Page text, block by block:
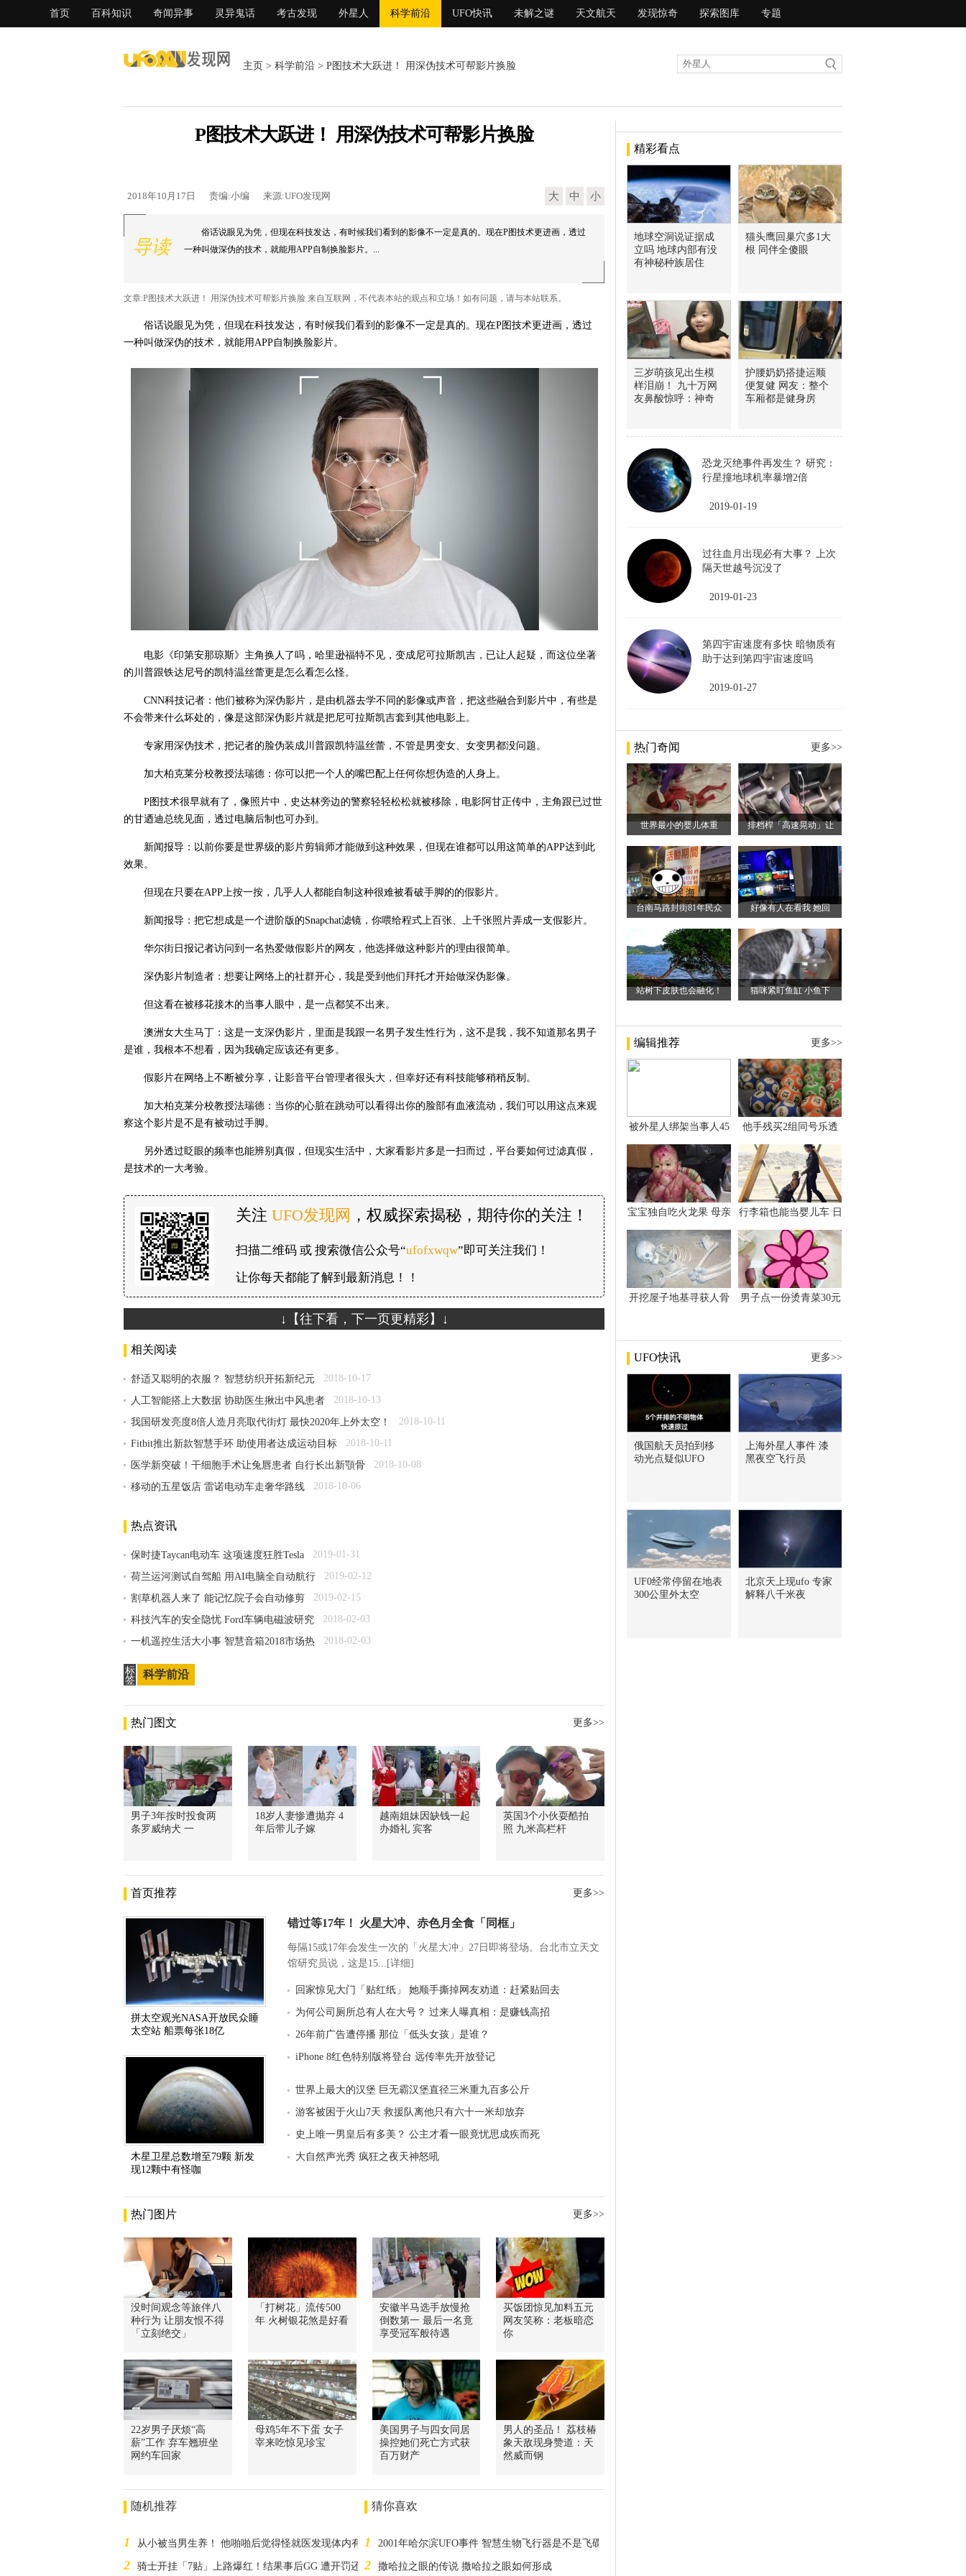
首页 百科知识 奇闻异事 灵异鬼话 考古发现 外星人 科学前沿 UFO快讯 未解之谜 天文航天 发现惊奇 探索图库 专题
主页 > 科学前沿 > P图技术大跃进！ 用深伪技术可帮影片换脸
P图技术大跃进！ 用深伪技术可帮影片换脸
2018年10月17日 责编:小编 来源:UFO发现网 大 中 小
导读
俗话说眼见为凭，但现在科技发达，有时候我们看到的影像不一定是真的。现在P图技术更进画，透过
一种叫做深伪的技术，就能用APP自制换脸影片。...
文章:P图技术大跃进！ 用深伪技术可帮影片换脸 来自互联网，不代表本站的观点和立场！如有问题，请与本站联系。
俗话说眼见为凭，但现在科技发达，有时候我们看到的影像不一定是真的。现在P图技术更进画，透过
一种叫做深伪的技术，就能用APP自制换脸影片。
电影《印第安那琼斯》主角换人了吗，哈里逊福特不见，变成尼可拉斯凯吉，已让人起疑，而这位坐著
的川普跟铁达尼号的凯特温丝蕾更是怎么看怎么怪。
CNN科技记者：他们被称为深伪影片，是由机器去学不同的影像或声音，把这些融合到影片中，有些是
不会带来什么坏处的，像是这部深伪影片就是把尼可拉斯凯吉套到其他电影上。
专家用深伪技术，把记者的脸伪装成川普跟凯特温丝蕾，不管是男变女、女变男都没问题。
加大柏克莱分校教授法瑞德：你可以把一个人的嘴巴配上任何你想伪造的人身上。
P图技术很早就有了，像照片中，史达林旁边的警察轻轻松松就被移除，电影阿甘正传中，主角跟已过世
的甘迺迪总统见面，透过电脑后制也可办到。
新闻报导：以前你要是世界级的影片剪辑师才能做到这种效果，但现在谁都可以用这简单的APP达到此
效果。
但现在只要在APP上按一按，几乎人人都能自制这种很难被看破手脚的的假影片。
新闻报导：把它想成是一个进阶版的Snapchat滤镜，你喂给程式上百张、上千张照片弄成一支假影片。
华尔街日报记者访问到一名热爱做假影片的网友，他选择做这种影片的理由很简单。
深伪影片制造者：想要让网络上的社群开心，我是受到他们拜托才开始做深伪影像。
但这看在被移花接木的当事人眼中，是一点都笑不出来。
澳洲女大生马丁：这是一支深伪影片，里面是我跟一名男子发生性行为，这不是我，我不知道那名男子
是谁，我根本不想看，因为我确定应该还有更多。
假影片在网络上不断被分享，让影音平台管理者很头大，但幸好还有科技能够稍稍反制。
加大柏克莱分校教授法瑞德：当你的心脏在跳动可以看得出你的脸部有血液流动，我们可以用这点来观
察这个影片是不是有被动过手脚。
另外透过眨眼的频率也能辨别真假，但现实生活中，大家看影片多是一扫而过，平台要如何过滤真假，
是技术的一大考验。
关注 UFO发现网 ，权威探索揭秘，期待你的关注！
扫描二维码 或 搜索微信公众号“ufofxwqw”即可关注我们！
让你每天都能了解到最新消息！！
↓【往下看，下一页更精彩】↓
相关阅读
舒适又聪明的衣服？ 智慧纺织开拓新纪元 2018-10-17
人工智能搭上大数据 协助医生揪出中风患者 2018-10-13
我国研发亮度8倍人造月亮取代街灯 最快2020年上外太空！ 2018-10-11
Fitbit推出新款智慧手环 助使用者达成运动目标 2018-10-11
医学新突破！干细胞手术让兔唇患者 自行长出新顎骨 2018-10-08
移动的五星饭店 雷诺电动车走奢华路线 2018-10-06
热点资讯
保时捷Taycan电动车 这项速度狂胜Tesla 2019-01-31
荷兰运河测试自驾船 用AI电脑全自动航行 2019-02-12
割草机器人来了 能记忆院子会自动修剪 2019-02-15
科技汽车的安全隐忧 Ford车辆电磁波研究 2018-02-03
一机遥控生活大小事 智慧音箱2018市场热 2018-02-03
标
签
科学前沿
热门图文 更多>>
男子3年按时投食两
条罗威纳犬 一
18岁人妻惨遭抛弃 4
年后带儿子嫁
越南姐妹因缺钱一起
办婚礼 宾客
英国3个小伙耍酷拍
照 九米高栏杆
首页推荐 更多>>
拼太空观光NASA开放民众睡
太空站 船票每张18亿
木星卫星总数增至79颗 新发
现12颗中有怪咖
错过等17年！ 火星大冲、赤色月全食「同框」
每隔15或17年会发生一次的「火星大冲」27日即将登场。台北市立天文
馆研究员说，这是15...[详细]
回家惊见大门「贴红纸」 她顺手撕掉网友劝道：赶紧贴回去
为何公司厕所总有人在大号？ 过来人曝真相：是赚钱高招
26年前广告遭停播 那位「低头女孩」是谁？
iPhone 8红色特别版将登台 远传率先开放登记
世界上最大的汉堡 巨无霸汉堡直径三米重九百多公斤
游客被困于火山7天 救援队离他只有六十一米却放弃
史上唯一男皇后有多美？ 公主才看一眼竟忧思成疾而死
大自然声光秀 疯狂之夜天神怒吼
热门图片 更多>>
没时间观念等旅伴八
种行为 让朋友恨不得
「立刻绝交」
「打树花」流传500
年 火树银花煞是好看
安徽半马选手放慢抢
倒数第一 最后一名竟
享受冠军般待遇
买饭团惊见加料五元
网友笑称：老板暗恋
你
22岁男子厌烦“高
薪”工作 弃车翘班坐
网约车回家
母鸡5年不下蛋 女子
宰来吃惊见珍宝
美国男子与四女同居
操控她们死亡方式获
百万财产
男人的圣品！ 荔枝椿
象天敌现身赞道：天
然威而钢
随机推荐
1 从小被当男生养！ 他啪啪后觉得怪就医发现体内有子宫
2 骑士开挂「7贴」上路爆红！结果事后GG 遭开罚还要被关
猜你喜欢
1 2001年哈尔滨UFO事件 智慧生物飞行器是不是飞碟
2 撒哈拉之眼的传说 撒哈拉之眼如何形成
精彩看点
地球空洞说证据成
立吗 地球内部有没
有神秘种族居住
猫头鹰回巢穴多1大
根 同伴全傻眼
三岁萌孩见出生模
样泪崩！ 九十万网
友鼻酸惊呼：神奇
护腰奶奶搭捷运顺
便复健 网友：整个
车厢都是健身房
恐龙灭绝事件再发生？ 研究：
行星撞地球机率暴增2倍
2019-01-19
过往血月出现必有大事？ 上次
隔天世越号沉没了
2019-01-23
第四宇宙速度有多快 暗物质有
助于达到第四宇宙速度吗
2019-01-27
热门奇闻 更多>>
世界最小的婴儿体重 排档桿「高速晃动」让
台南马路封街81年民众 好像有人在看我 她回
站树下皮肤也会融化！ 猫咪紧盯鱼缸 小鱼下
编辑推荐 更多>>
被外星人绑架当事人45
斯卡古拉事件
他手残买2组同号乐透
万
宝宝独自吃火龙果 母亲
行李箱也能当婴儿车 日
开挖屋子地基寻获人骨
男子点一份烫青菜30元
UFO快讯 更多>>
俄国航天员拍到移
动光点疑似UFO
上海外星人事件 漆
黑夜空飞行员
UF0经常停留在地表
300公里外太空
北京天上现ufo 专家
解释八千米夜